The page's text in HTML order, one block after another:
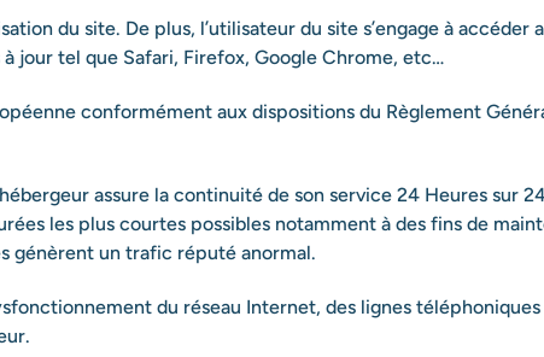
du site. De plus, l’utilisateur du site s’engage à accéder
jour tel que Safari, Firefox, Google Chrome, etc…
conformément aux dispositions du Règlement
assure la continuité de son service 24 Heures sur
les plus courtes possibles notamment à des fins de
génèrent un trafic réputé anormal.
du réseau Internet, des lignes